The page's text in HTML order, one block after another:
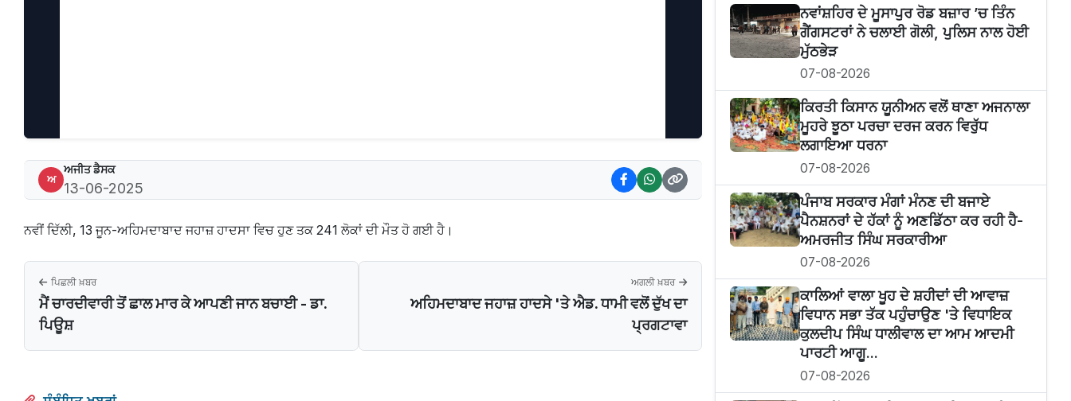
ਅ
ਅਜੀਤ ਡੈਸਕ
13-06-2025
ਨਵੀਂ ਦਿੱਲੀ, 13 ਜੂਨ-ਅਹਿਮਦਾਬਾਦ ਜਹਾਜ਼ ਹਾਦਸਾ ਵਿਚ ਹੁਣ ਤਕ 241 ਲੋਕਾਂ ਦੀ ਮੌਤ ਹੋ ਗਈ ਹੈ।
ਪਿਛਲੀ ਖ਼ਬਰ
ਮੈਂ ਚਾਰਦੀਵਾਰੀ ਤੋਂ ਛਾਲ ਮਾਰ ਕੇ ਆਪਣੀ ਜਾਨ ਬਚਾਈ - ਡਾ.
ਪਿਊਸ਼
ਅਗਲੀ ਖ਼ਬਰ
ਅਹਿਮਦਾਬਾਦ ਜਹਾਜ਼ ਹਾਦਸੇ 'ਤੇ ਐਡ. ਧਾਮੀ ਵਲੋਂ ਦੁੱਖ ਦਾ
ਪ੍ਰਗਟਾਵਾ
ਨਵਾਂਸ਼ਹਿਰ ਦੇ ਮੂਸਾਪੁਰ ਰੋਡ ਬਜ਼ਾਰ ’ਚ ਤਿੰਨ
ਗੈਂਗਸਟਰਾਂ ਨੇ ਚਲਾਈ ਗੋਲੀ, ਪੁਲਿਸ ਨਾਲ ਹੋਈ
ਮੁੱਠਭੇੜ
07-08-2026
ਕਿਰਤੀ ਕਿਸਾਨ ਯੂਨੀਅਨ ਵਲੋਂ ਥਾਣਾ ਅਜਨਾਲਾ
ਮੂਹਰੇ ਝੂਠਾ ਪਰਚਾ ਦਰਜ ਕਰਨ ਵਿਰੁੱਧ
ਲਗਾਇਆ ਧਰਨਾ
07-08-2026
ਪੰਜਾਬ ਸਰਕਾਰ ਮੰਗਾਂ ਮੰਨਣ ਦੀ ਬਜਾਏ
ਪੈਨਸ਼ਨਰਾਂ ਦੇ ਹੱਕਾਂ ਨੂੰ ਅਣਡਿੱਠਾ ਕਰ ਰਹੀ ਹੈ-
ਅਮਰਜੀਤ ਸਿੰਘ ਸਰਕਾਰੀਆ
07-08-2026
ਕਾਲਿਆਂ ਵਾਲਾ ਖੂਹ ਦੇ ਸ਼ਹੀਦਾਂ ਦੀ ਆਵਾਜ਼
ਵਿਧਾਨ ਸਭਾ ਤੱਕ ਪਹੁੰਚਾਉਣ 'ਤੇ ਵਿਧਾਇਕ
ਕੁਲਦੀਪ ਸਿੰਘ ਧਾਲੀਵਾਲ ਦਾ ਆਮ ਆਦਮੀ
ਪਾਰਟੀ ਆਗੂ...
07-08-2026